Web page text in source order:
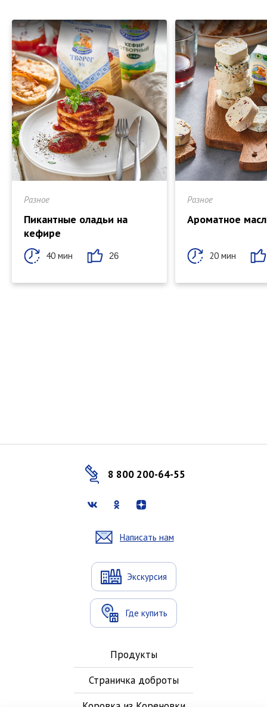
Разное
Пикантные оладьи на
кефире
40 мин 26
Разное
Ароматное
20 мин
8 800 200-64-55
Написать нам
Экскурсия
Где купить
Продукты
Страничка доброты